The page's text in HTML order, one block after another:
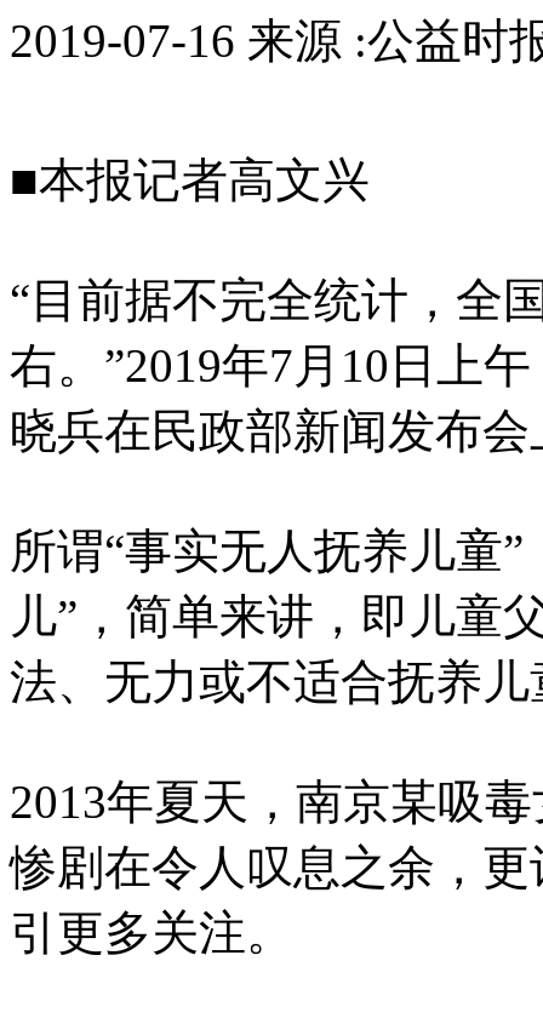
2019-07-16 来源 :公益时
■本报记者高文兴
“目前据不完全统计，全
右。”2019年7月10日上
晓兵在民政部新闻发布
所谓“事实无人抚养儿童
儿”，简单来讲，即儿童
法、无力或不适合抚养儿
2013年夏天，南京某吸
惨剧在令人叹息之余，
引更多关注。